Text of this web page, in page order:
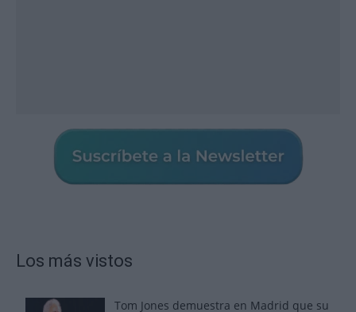
Los más vistos
Tom Jones demuestra en Madrid que su